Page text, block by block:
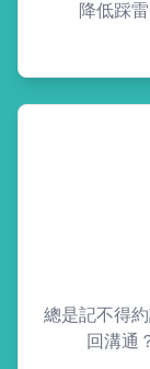
降低踩
總是記不得
回溝通